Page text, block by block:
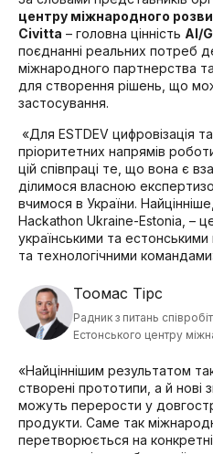
центру міжнародного
Civitta – головна цінність AI/
поєднанні реальних потреб
міжнародного партнерства
для створення рішень, що
застосування.
«Для ESTDEV цифровізація
пріоритетних напрямів
цій співпраці те, що вона є
ділимося власною
вчимося в України.
Hackathon Ukraine-Estonia, – це
українськими та
та технологічними командами
Тоомас Тірс
Радник з питань
Естонського центру
«Найціннішим результатом
створені прототипи, а й нові
можуть перерости у
продукти. Саме так
перетворюється на